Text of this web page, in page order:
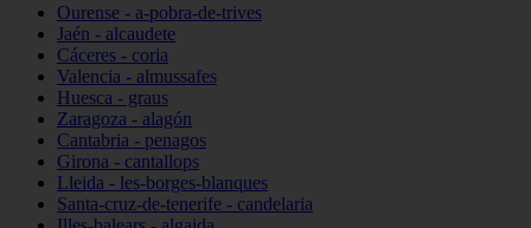
Ourense - a-pobra-de-trives
Jaén - alcaudete
Cáceres - coria
Valencia - almussafes
Huesca - graus
Zaragoza - alagón
Cantabria - penagos
Girona - cantallops
Lleida - les-borges-blanques
Santa-cruz-de-tenerife - candelaria